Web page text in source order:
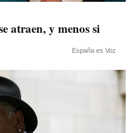
atraen, y menos si
España es Voz